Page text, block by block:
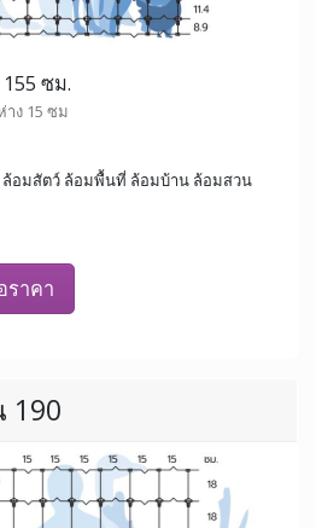
ซม.
าง 15 ซม
ล้อมสัตว์ ล้อมพื้นที่ ล้อมบ้าน ล้อมสวน
ราคา
190